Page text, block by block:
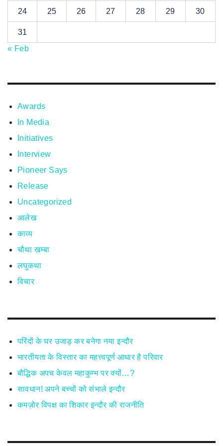
24 25 26 27 28 29 30
31
« Feb
Awards
In Media
Initiatives
Interview
Pioneer Says
Release
Uncategorized
आलेख
काव्य
चौथा खम्बा
लघुकथा
विचार
परिंदों के घर उजाड़ कर बनेगा नया इन्दौर
भारतीयता के विस्तार का महत्त्वपूर्ण आधार है परिवार
बौद्धिक अपच केवल महाकुम्भ पर क्यों…?
सावधान! अपने बच्चों को संभाले इन्दौर
कमज़ोर विपक्ष का शिकार इन्दौर की राजनीति